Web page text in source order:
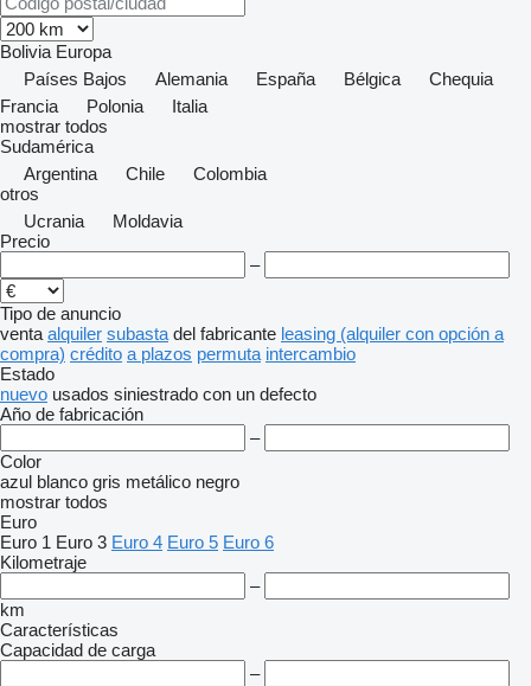
Bolivia Europa
Países Bajos
Alemania España Bélgica
Chequia
Francia
Polonia
Italia
mostrar todos
Sudamérica
Argentina
Chile
Colombia
otros
Ucrania
Moldavia
Precio
–
Tipo de anuncio
venta alquiler subasta del fabricante leasing (alquiler con opción a
compra) crédito a plazos permuta intercambio
Estado
nuevo usados siniestrado con un defecto
Año de fabricación
–
Color
azul blanco gris metálico negro
mostrar todos
Euro
Euro 1 Euro 3 Euro 4 Euro 5 Euro 6
Kilometraje
–
km
Características
Capacidad de carga
–